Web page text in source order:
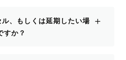
、もしくは延期したい場
すか？
＋